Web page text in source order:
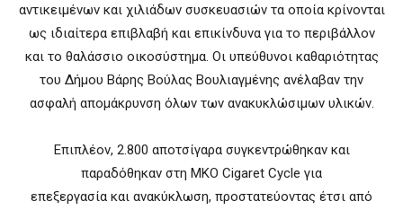
αντικειμένων και χιλιάδων συσκευασιών τα οποία κρίνονται
ως ιδιαίτερα επιβλαβή και επικίνδυνα για το περιβάλλον
και το θαλάσσιο οικοσύστημα. Οι υπεύθυνοι καθαριότητας
του Δήμου Βάρης Βούλας Βουλιαγμένης ανέλαβαν την
ασφαλή απομάκρυνση όλων των ανακυκλώσιμων υλικών.
Επιπλέον, 2.800 αποτσίγαρα συγκεντρώθηκαν και
παραδόθηκαν στη ΜΚΟ Cigaret Cycle για
επεξεργασία και ανακύκλωση, προστατεύοντας έτσι από